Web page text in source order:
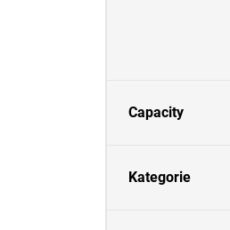
Capacity
Kategorie